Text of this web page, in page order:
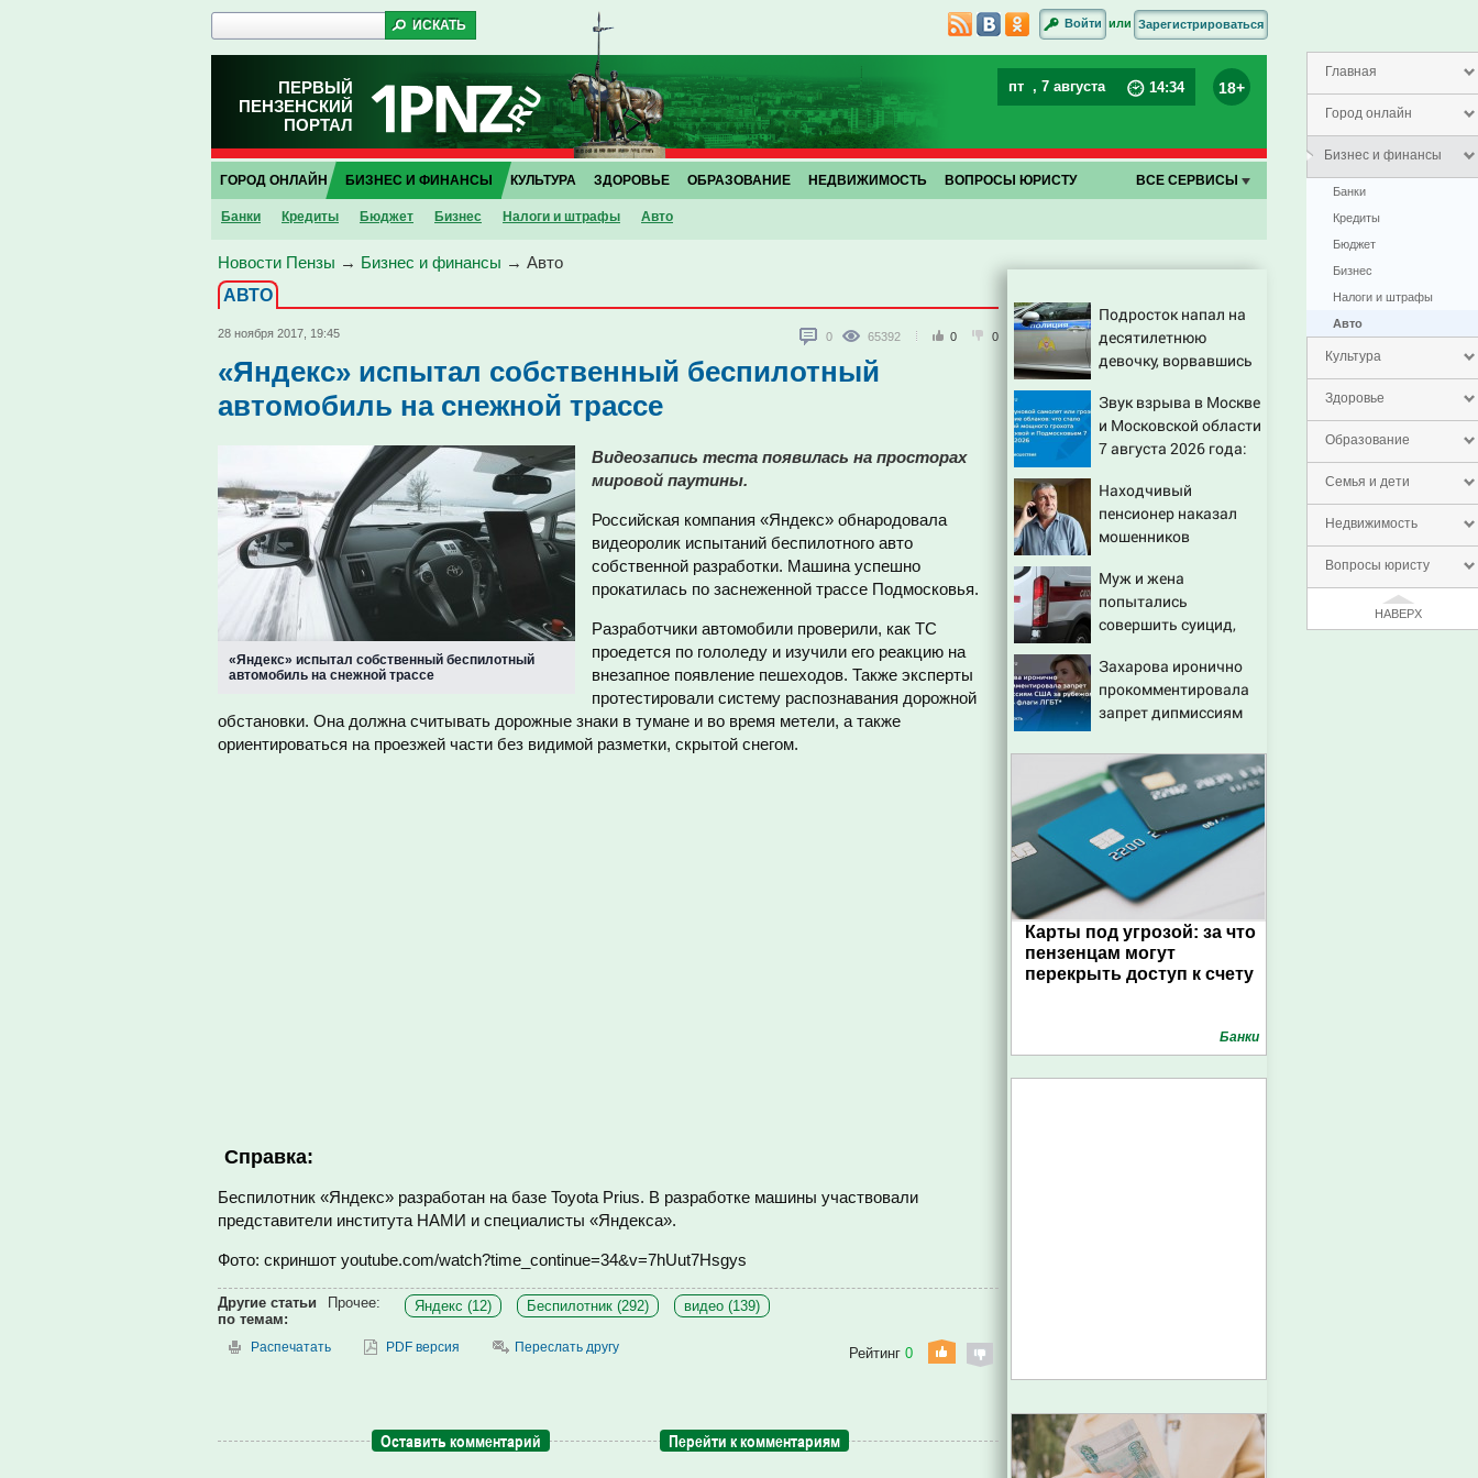
Главная
Город онлайн
Бизнес и финансы
Банки
Кредиты
Бюджет
Бизнес
Налоги и штрафы
Авто
Культура
Здоровье
Образование
Семья и дети
Недвижимость
Вопросы юристу
НАВЕРХ
Войти или Зарегистрироваться
ПЕРВЫЙ
ПЕНЗЕНСКИЙ
ПОРТАЛ
пт , 7 августа 14:34 18+
ГОРОД ОНЛАЙН БИЗНЕС И ФИНАНСЫ
Банки Кредиты Бюджет Бизнес Налоги и штрафы Авто
КУЛЬТУРА ЗДОРОВЬЕ ОБРАЗОВАНИЕ НЕДВИЖИМОСТЬ ВОПРОСЫ ЮРИСТУ ВСЕ СЕРВИСЫ
Новости Пензы → Бизнес и финансы → Авто
АВТО
28 ноября 2017, 19:45 0 65392 0 0
«Яндекс» испытал собственный беспилотный
автомобиль на снежной трассе
«Яндекс» испытал собственный беспилотный
автомобиль на снежной трассе
Видеозапись теста появилась на просторах
мировой паутины.
Российская компания «Яндекс» обнародовала
видеоролик испытаний беспилотного авто
собственной разработки. Машина успешно
прокатилась по заснеженной трассе Подмосковья.
Разработчики автомобили проверили, как ТС
проедется по гололеду и изучили его реакцию на
внезапное появление пешеходов. Также эксперты
протестировали систему распознавания дорожной
обстановки. Она должна считывать дорожные знаки в тумане и во время метели, а также
ориентироваться на проезжей части без видимой разметки, скрытой снегом.
Справка:
Беспилотник «Яндекс» разработан на базе Toyota Prius. В разработке машины участвовали
представители института НАМИ и специалисты «Яндекса».
Фото: скриншот youtube.com/watch?time_continue=34&v=7hUut7Hsgys
Другие статьи
по темам:
Прочее: Яндекс (12) Беспилотник (292) видео (139)
Распечатать PDF версия Переслать другу Рейтинг 0
Оставить комментарий Перейти к комментариям
Подросток напал на
десятилетнюю
девочку, ворвавшись
Звук взрыва в Москве
и Московской области
7 августа 2026 года:
откуда был громкий
хлопок
Находчивый
пенсионер наказал
мошенников
способом
Муж и жена
попытались
совершить суицид,
оперативные службы
Захарова иронично
прокомментировала
запрет дипмиссиям
вешать флаги ЛГБТ*
Карты под угрозой: за что
пензенцам могут
перекрыть доступ к счету
Банки